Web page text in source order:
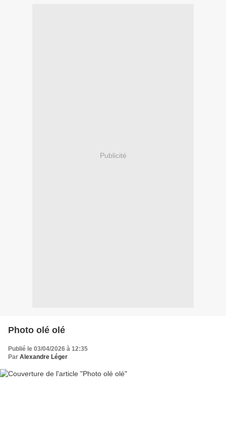
Publicité
Photo olé olé
Publié le 03/04/2026 à 12:35
Par Alexandre Léger